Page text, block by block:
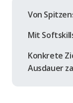
Von
Mit
Konkrete
Ausdauer